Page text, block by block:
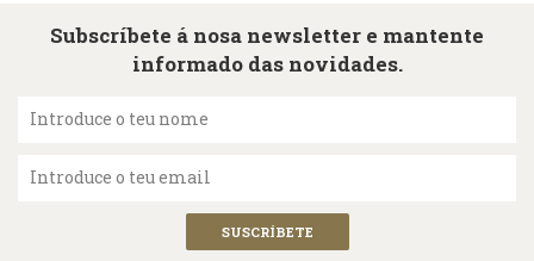
Subscríbete á nosa newsletter e mantente
informado das novidades.
Introduce o teu nome
Introduce o teu email